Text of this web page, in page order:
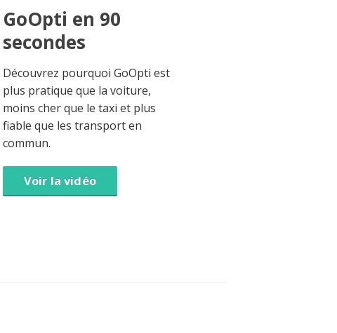
GoOpti en 90
secondes
Découvrez pourquoi GoOpti est
plus pratique que la voiture,
moins cher que le taxi et plus
fiable que les transport en
commun.
Voir la vidéo